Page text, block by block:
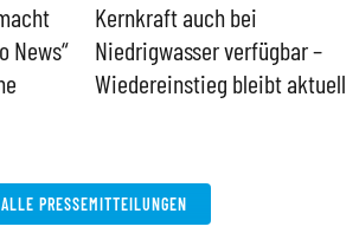
News“
Kernkraft auch bei
Niedrigwasser verfügbar –
Wiedereinstieg bleibt aktuell
ALLE PRESSEMITTEILUNGEN